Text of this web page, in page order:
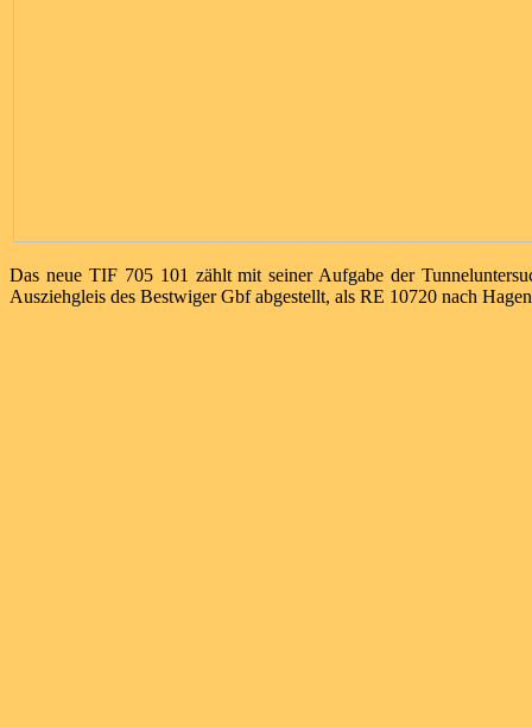
Das neue TIF 705 101 zählt mit seiner Aufgabe der
Ausziehgleis des Bestwiger Gbf abgestellt, als RE 10720 nach